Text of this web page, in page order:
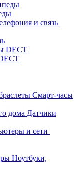
и связь
Смарт-часы
Датчики
и сети
Ноутбуки,